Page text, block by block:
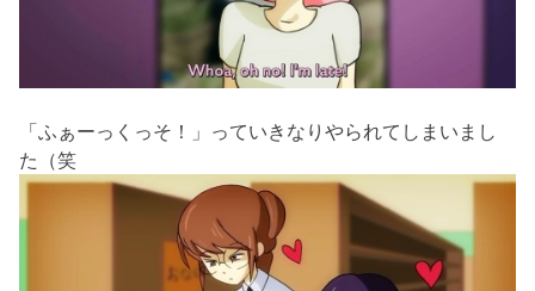
「ふぁーっくっそ！」っていきなりやられてしまいまし
た（笑